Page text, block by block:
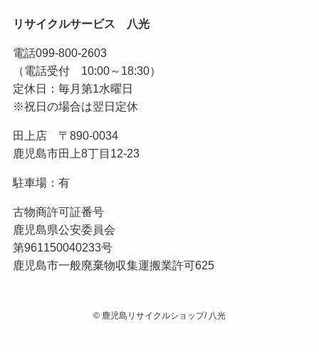
リサイクルサービス 八光
電話099-800-2603
（電話受付 10:00～18:30）
定休日：毎月第1水曜日
※祝日の場合は翌日定休
田上店 〒890-0034
鹿児島市田上8丁目12-23
駐車場：有
古物商許可証番号
鹿児島県公安委員会
第961150040233号
鹿児島市一般廃棄物収集運搬業許可625
© 鹿児島リサイクルショップ/ 八光